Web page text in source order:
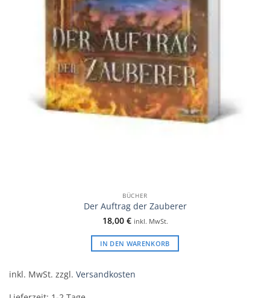
BÜCHER
Der Auftrag der Zauberer
18,00 € inkl. MwSt.
IN DEN WARENKORB
inkl. MwSt. zzgl. Versandkosten